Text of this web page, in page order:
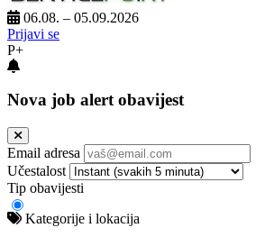
06.08. – 05.09.2026
Prijavi se
P+
Nova job alert obavijest
Email adresa
Učestalost
Tip obavijesti
Kategorije i lokacija